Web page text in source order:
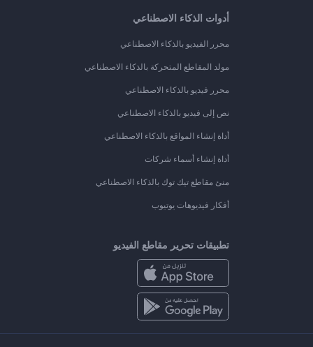
أدوات الذكاء الاصطناعي
محرر الفيديو بالذكاء الاصطناعي
مولد المقاطع المتحركة بالذكاء الاصطناعي
محرر فيديو بالذكاء الاصطناعي
نص إلى فيديو بالذكاء الاصطناعي
أداة إنشاء المواقع بالذكاء الاصطناعي
أداة إنشاء أسماء شركات
منئ مقاطع تيك توك بالذكاء الاصطناعي
أفكار فيديوهات يوتيوب
تطبيقات تحرير مقاطع الفيديو